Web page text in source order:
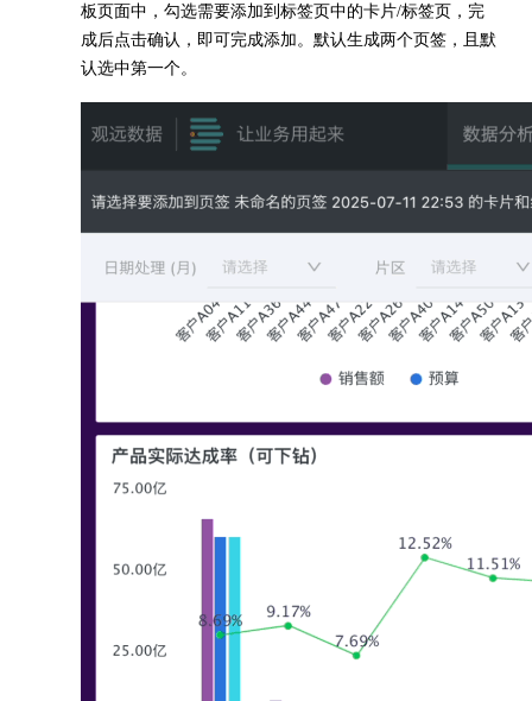
板页面中，勾选需要添加到标签页中的卡片/标签页，完
成后点击确认，即可完成添加。默认生成两个页签，且默
认选中第一个。